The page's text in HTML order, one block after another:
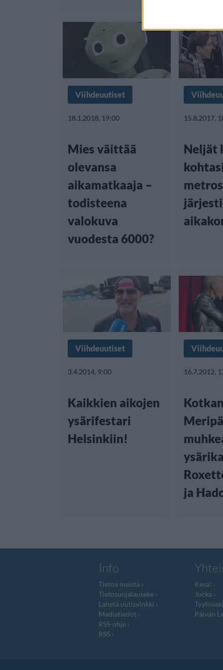
Viihdeuutiset
18.1.2018, 19:00
Mies väittää
olevansa
aikamatkaaja –
todisteena
valokuva
vuodesta 6000?
15.8.2017,
Neljät
Viihdeuutiset
3.4.2014, 9:00
Kaikkien aikojen
ysärifestari
Helsinkiin!
16.7.2012,
Kotkan
ja
Info
Tietoa meistä
Tietosuojalauseke
Lähetä uutisvinkki
Mediatiedot
RSS-ohje
RSS
Kesä!
Jocka
Päivän